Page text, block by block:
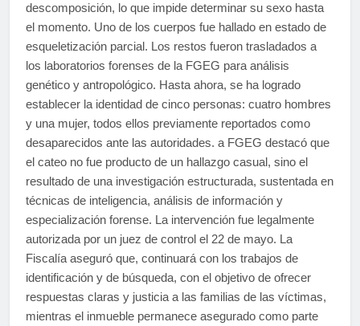
descomposición, lo que impide determinar su sexo hasta
el momento. Uno de los cuerpos fue hallado en estado de
esqueletización parcial. Los restos fueron trasladados a
los laboratorios forenses de la FGEG para análisis
genético y antropológico. Hasta ahora, se ha logrado
establecer la identidad de cinco personas: cuatro hombres
y una mujer, todos ellos previamente reportados como
desaparecidos ante las autoridades. a FGEG destacó que
el cateo no fue producto de un hallazgo casual, sino el
resultado de una investigación estructurada, sustentada en
técnicas de inteligencia, análisis de información y
especialización forense. La intervención fue legalmente
autorizada por un juez de control el 22 de mayo. La
Fiscalía aseguró que, continuará con los trabajos de
identificación y de búsqueda, con el objetivo de ofrecer
respuestas claras y justicia a las familias de las víctimas,
mientras el inmueble permanece asegurado como parte